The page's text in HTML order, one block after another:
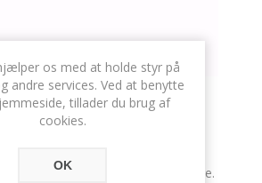
50 CM.
Tennisbold uden glasfibre.
os med at holde styr på
andre services. Ved at benytte
tillader du brug af
cookies.
OK